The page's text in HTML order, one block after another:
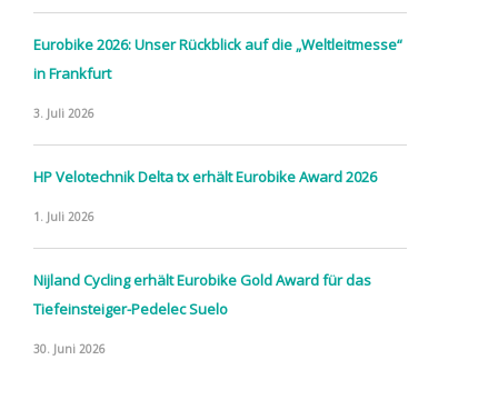
Eurobike 2026: Unser Rückblick auf die „Weltleitmesse“
in Frankfurt
3. Juli 2026
HP Velotechnik Delta tx erhält Eurobike Award 2026
1. Juli 2026
Nijland Cycling erhält Eurobike Gold Award für das
Tiefeinsteiger-Pedelec Suelo
30. Juni 2026